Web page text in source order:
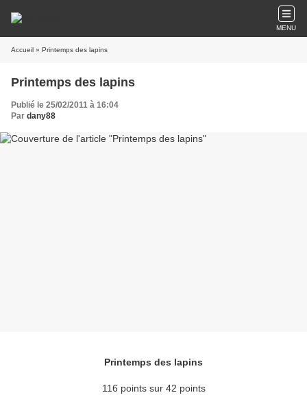
MENU
Accueil » Printemps des lapins
Printemps des lapins
Publié le 25/02/2011 à 16:04
Par dany88
Printemps des lapins
116 points sur 42 points